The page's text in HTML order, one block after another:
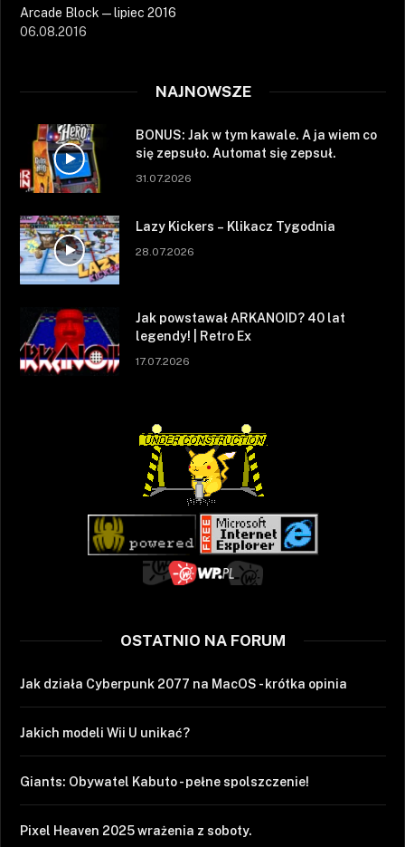
Arcade Block — lipiec 2016
06.08.2016
NAJNOWSZE
BONUS: Jak w tym kawale. A ja wiem co
się zepsuło. Automat się zepsuł.
31.07.2026
Lazy Kickers – Klikacz Tygodnia
28.07.2026
Jak powstawał ARKANOID? 40 lat
legendy! | Retro Ex
17.07.2026
OSTATNIO NA FORUM
Jak działa Cyberpunk 2077 na MacOS - krótka opinia
Jakich modeli Wii U unikać?
Giants: Obywatel Kabuto - pełne spolszczenie!
Pixel Heaven 2025 wrażenia z soboty.